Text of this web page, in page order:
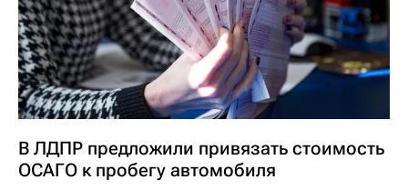
В ЛДПР предложили привязать стоимость
ОСАГО к пробегу автомобиля